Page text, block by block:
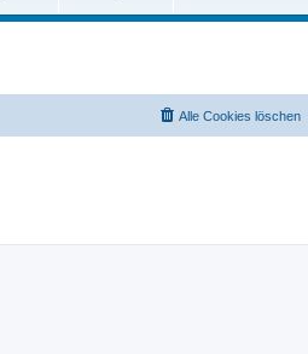
i
t
Alle Cookies löschen